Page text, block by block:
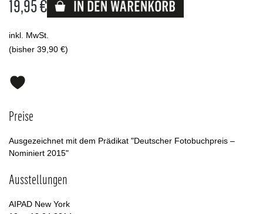
inkl. MwSt.
(bisher 39,90 €)
19,95 € Lieferbar
Preise
Ausgezeichnet mit dem Prädikat "Deutscher Fotobuchpreis –
Nominiert 2015"
Ausstellungen
AIPAD New York